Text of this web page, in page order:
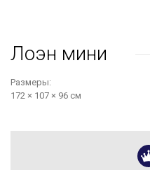
Лоэн мини
Размеры:
172 × 107 × 96 см